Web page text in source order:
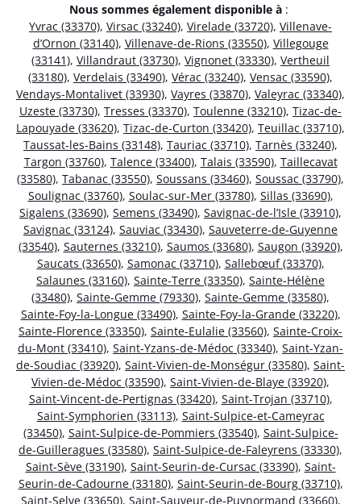
Nous sommes également disponible à :
Yvrac (33370), Virsac (33240), Virelade (33720), Villenave-
d’Ornon (33140), Villenave-de-Rions (33550), Villegouge
(33141), Villandraut (33730), Vignonet (33330), Vertheuil
(33180), Verdelais (33490), Vérac (33240), Vensac (33590),
Vendays-Montalivet (33930), Vayres (33870), Valeyrac (33340),
Uzeste (33730), Tresses (33370), Toulenne (33210), Tizac-de-
Lapouyade (33620), Tizac-de-Curton (33420), Teuillac (33710),
Taussat-les-Bains (33148), Tauriac (33710), Tarnès (33240),
Targon (33760), Talence (33400), Talais (33590), Taillecavat
(33580), Tabanac (33550), Soussans (33460), Soussac (33790),
Soulignac (33760), Soulac-sur-Mer (33780), Sillas (33690),
Sigalens (33690), Semens (33490), Savignac-de-l’Isle (33910),
Savignac (33124), Sauviac (33430), Sauveterre-de-Guyenne
(33540), Sauternes (33210), Saumos (33680), Saugon (33920),
Saucats (33650), Samonac (33710), Sallebœuf (33370),
Salaunes (33160), Sainte-Terre (33350), Sainte-Hélène
(33480), Sainte-Gemme (79330), Sainte-Gemme (33580),
Sainte-Foy-la-Longue (33490), Sainte-Foy-la-Grande (33220),
Sainte-Florence (33350), Sainte-Eulalie (33560), Sainte-Croix-
du-Mont (33410), Saint-Yzans-de-Médoc (33340), Saint-Yzan-
de-Soudiac (33920), Saint-Vivien-de-Monségur (33580), Saint-
Vivien-de-Médoc (33590), Saint-Vivien-de-Blaye (33920),
Saint-Vincent-de-Pertignas (33420), Saint-Trojan (33710),
Saint-Symphorien (33113), Saint-Sulpice-et-Cameyrac
(33450), Saint-Sulpice-de-Pommiers (33540), Saint-Sulpice-
de-Guilleragues (33580), Saint-Sulpice-de-Faleyrens (33330),
Saint-Sève (33190), Saint-Seurin-de-Cursac (33390), Saint-
Seurin-de-Cadourne (33180), Saint-Seurin-de-Bourg (33710),
Saint-Selve (33650), Saint-Sauveur-de-Puynormand (33660),